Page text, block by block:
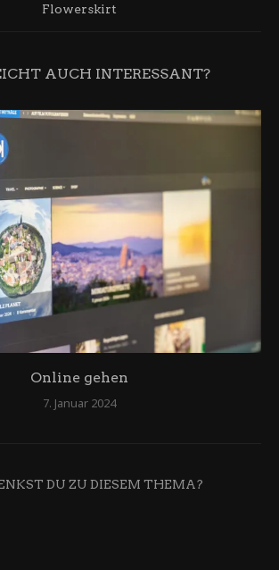
Flowerskirt
AUCH INTERESSANT?
Online gehen
7. Januar 2024
DU ZU DIESEM THEMA?